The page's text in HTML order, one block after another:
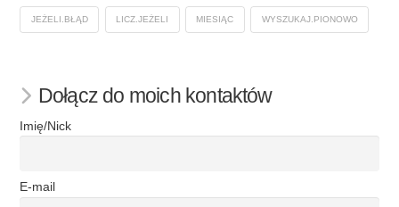
JEŻELI.BŁĄD LICZ.JEŻELI MIESIĄC WYSZUKAJ.PIONOWO
Dołącz do moich kontaktów
Imię/Nick
E-mail